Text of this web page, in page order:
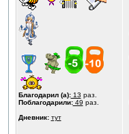
Благодарил (а):13 раз.
Поблагодарили:49 раз.
Дневник: тут